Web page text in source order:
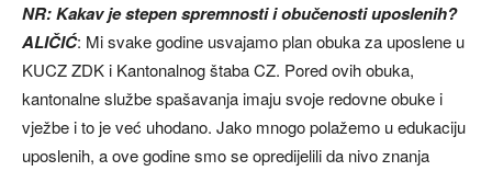
NR: Kakav je stepen spremnosti i obučenosti uposlenih?
ALIČIĆ: Mi svake godine usvajamo plan obuka za uposlene u
KUCZ ZDK i Kantonalnog štaba CZ. Pored ovih obuka,
kantonalne službe spašavanja imaju svoje redovne obuke i
vježbe i to je već uhodano. Jako mnogo polažemo u edukaciju
uposlenih, a ove godine smo se opredijelili da nivo znanja